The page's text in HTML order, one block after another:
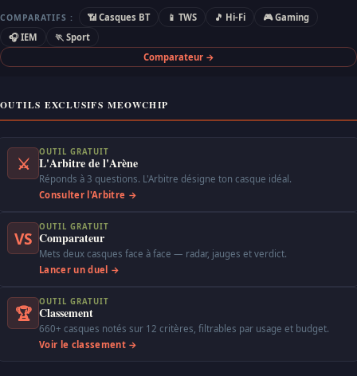
COMPARATIFS : 📶 Casques BT 📱 TWS 🎵 Hi-Fi
🎮 Gaming
🎧 IEM
🏃 Sport
Comparateur →
OUTILS EXCLUSIFS MEOWCHIP
⚔
OUTIL GRATUIT
L'Arbitre de l'Arène
Réponds à 3 questions. L'Arbitre désigne ton casque idéal.
Consulter l'Arbitre →
VS
OUTIL GRATUIT
Comparateur
Mets deux casques face à face — radar, jauges et verdict.
Lancer un duel →
🏆
OUTIL GRATUIT
Classement
660+ casques notés sur 12 critères, filtrables par usage et budget.
Voir le classement →